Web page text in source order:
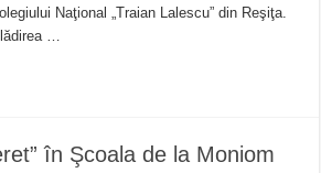
Naţional „Traian Lalescu” din Reşiţa.
…
în Şcoala de la Moniom